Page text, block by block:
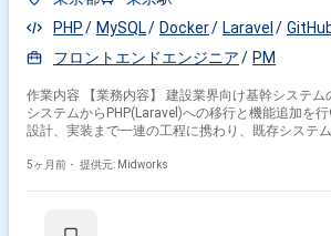
PHP
MySQL Docker Laravel
フロントエンドエンジニア
PM
作業内容 【業務内容】 建設業界向け基幹システムの刷新において、既存
システムからPHP(Laravel)への移行と機能追加を
設計、実装まで一連の工程に携わり、既存システ
計、詳細設計 ・PHP(Laravel)を用いたバックエンドAPI開発 ・MySQLデー
5ヶ月前・ 提供元: Midworks